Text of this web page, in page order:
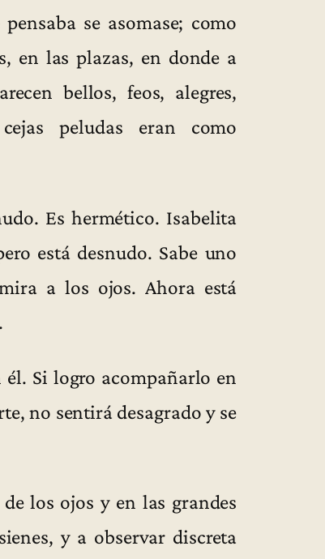
se asomase; como
en las plazas, en donde a
bellos, feos, alegres,
peludas eran como
Es hermético. Isabelita
está desnudo. Sabe uno
a los ojos. Ahora está
Si logro acompañarlo en
no sentirá desagrado y se
los ojos y en las grandes
y a observar discreta